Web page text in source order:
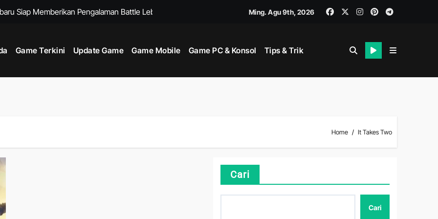
Siap Memberikan Pengalaman Battle Lebih Strategis
Loot Shooter Modern dengan Fitur Eksplorasi Lebih Mendalam
Salah Satu Sistem Pertarungan Mobile Paling Menarik
Pertarungan Medieval Cepat yang Mengubah Formula Fps
Pemula Hingga Pro Saat Melawan Boss Tersulit
Terkini dengan Cerita Kompleks dan Atmosfer Menawan
Ming. Agu 9th, 2026
Game Terkini Update Game Game Mobile Game PC & Konsol Tips & Trik
Home It Takes Two
Cari
Cari